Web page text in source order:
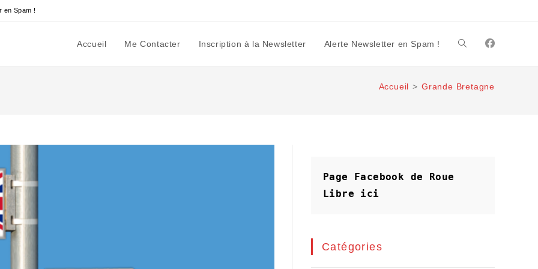
en Spam !
Accueil Me Contacter Inscription à la Newsletter Alerte Newsletter en Spam ! Toggle
website
Accueil > Grande Bretagne
Page Facebook de Roue
Libre
ici
Catégories